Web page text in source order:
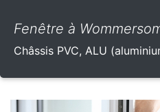
Fenêtre à
Châssis PVC, ALU